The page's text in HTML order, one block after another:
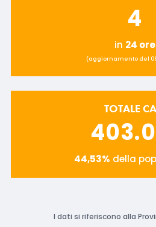
4
in 24 ore
(aggiornamento del
TOTALE
44,53% della
I dati si riferiscono alla